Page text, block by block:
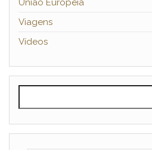
União Europeia
Viagens
Vídeos